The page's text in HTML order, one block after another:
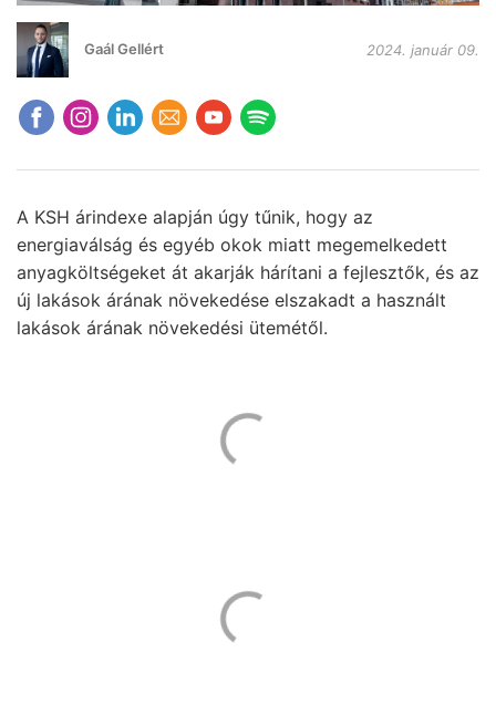
Gaál Gellért 2024. január 09.
A KSH árindexe alapján úgy tűnik, hogy az
energiaválság és egyéb okok miatt megemelkedett
anyagköltségeket át akarják hárítani a fejlesztők, és az
új lakások árának növekedése elszakadt a használt
lakások árának növekedési ütemétől.